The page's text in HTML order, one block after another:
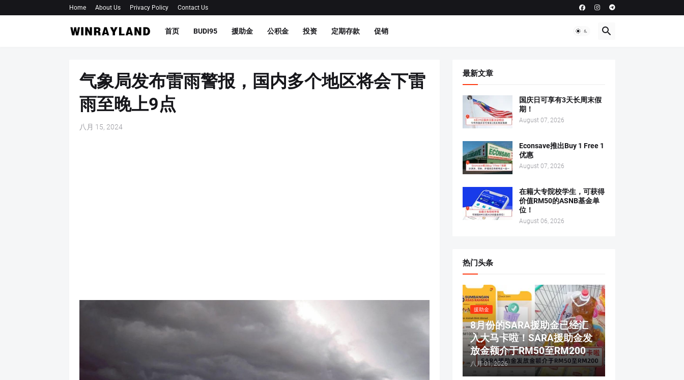
Home About Us Privacy Policy Contact Us
首页 BUDI95 援助金 公积金 投资 定期存款 促销
气象局发布雷雨警报，国内多个地区将会下雷
雨至晚上9点
八月 15, 2024
最新文章
国庆日可享有3天长周末假
期！
August 07, 2026
Econsave推出Buy 1 Free 1
优惠
August 07, 2026
在籍大专院校学生，可获得
价值RM50的ASNB基金单
位！
August 06, 2026
热门头条
援助金
8月份的SARA援助金已经汇
入大马卡啦！SARA援助金发
放金额介于RM50至RM200
八月 01, 2026